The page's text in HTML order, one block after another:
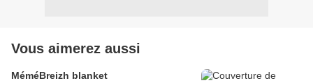
Vous aimerez aussi
MéméBreizh blanket